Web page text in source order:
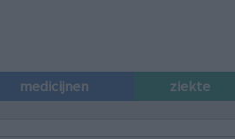
medicijnen ziekte